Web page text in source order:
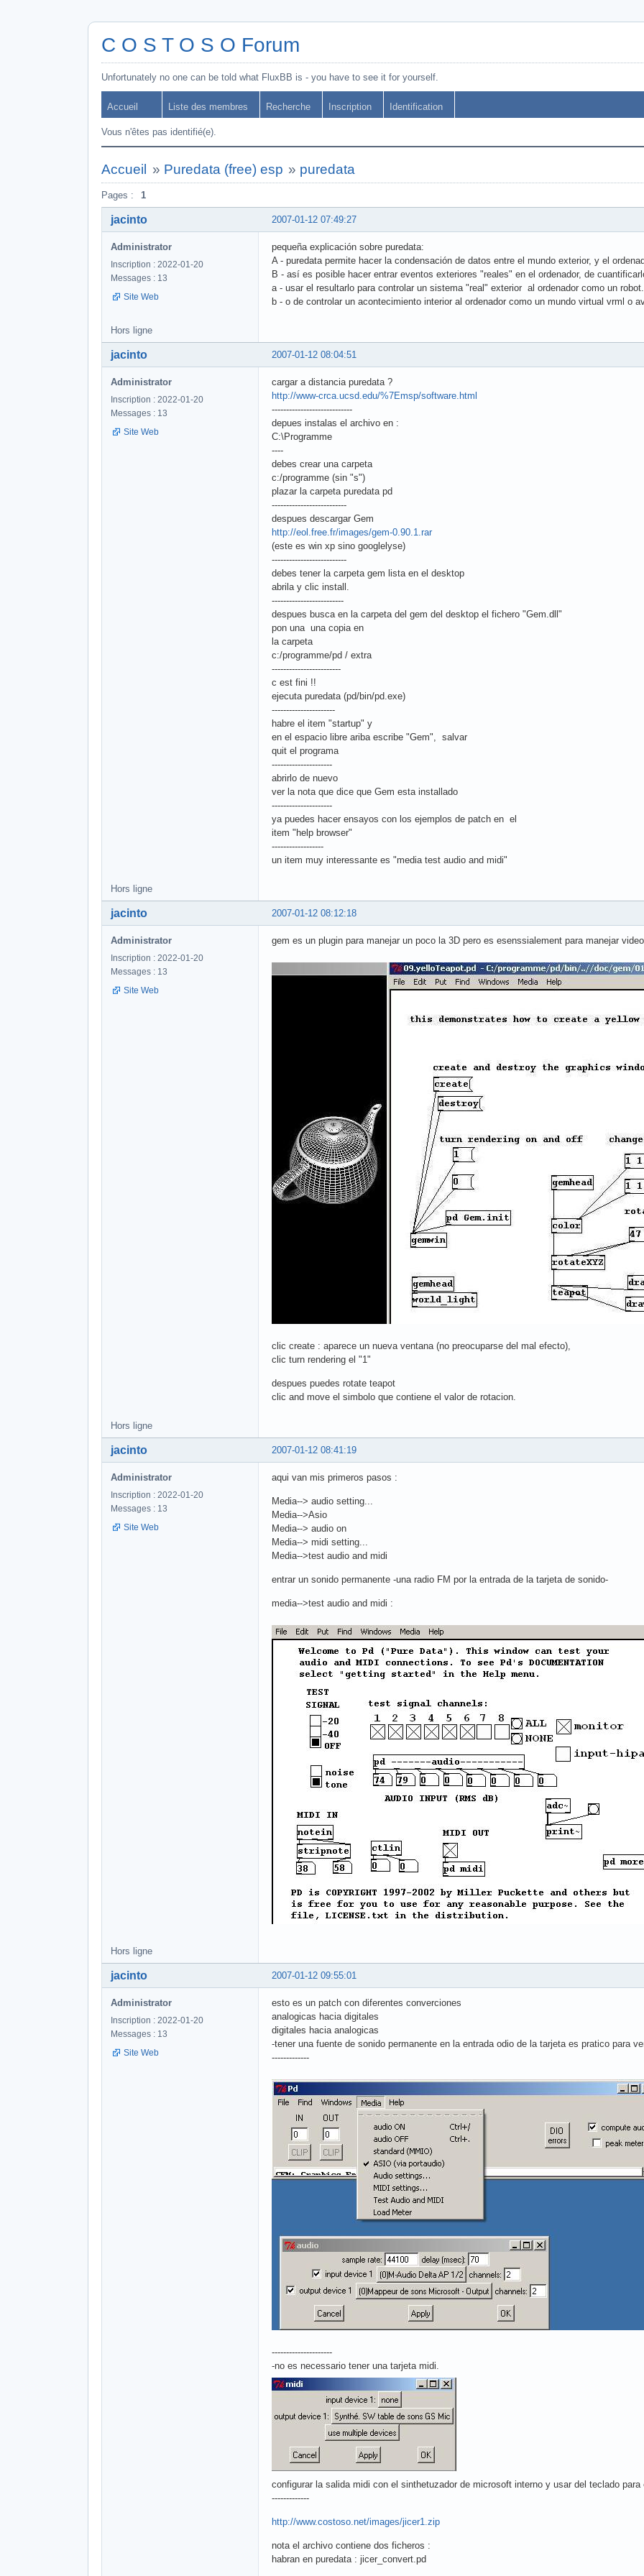
C O S T O S O Forum
Unfortunately no one can be told what FluxBB is - you have to see it for yourself.
Accueil Liste des membres Recherche Inscription Identification
Vous n'êtes pas identifié(e).
Accueil » Puredata (free) esp » puredata
Pages : 1
2007-01-12 07:49:27
jacinto
Administrator
Inscription : 2022-01-20
Messages : 13
Site Web
pequeña explicación sobre puredata:
A - puredata permite hacer la condensación de datos entre el mundo exterior, y el
B - así es posible hacer entrar eventos exteriores "reales" en el ordenador, de
a - usar el resultarlo para controlar un sistema "real" exterior al ordenador como un
b - o de controlar un acontecimiento interior al ordenador como un mundo virtual vrml o
Hors ligne
2007-01-12 08:04:51
jacinto
Administrator
Inscription : 2022-01-20
Messages : 13
Site Web
cargar a distancia puredata ?
http://www-crca.ucsd.edu/%7Emsp/software.html
----------------------------
depues instalas el archivo en :
C:\Programme
----
debes crear una carpeta
c:/programme (sin "s")
plazar la carpeta puredata pd
--------------------------
despues descargar Gem
http://eol.free.fr/images/gem-0.90.1.rar
(este es win xp sino googlelyse)
--------------------------
debes tener la carpeta gem lista en el desktop
abrila y clic install.
-------------------------
despues busca en la carpeta del gem del desktop el fichero "Gem.dll"
pon una una copia en
la carpeta
c:/programme/pd / extra
------------------------
c est fini !!
ejecuta puredata (pd/bin/pd.exe)
----------------------
habre el item "startup" y
en el espacio libre ariba escribe "Gem", salvar
quit el programa
---------------------
abrirlo de nuevo
ver la nota que dice que Gem esta installado
---------------------
ya puedes hacer ensayos con los ejemplos de patch en el
item "help browser"
------------------
un item muy interessante es "media test audio and midi"
Hors ligne
2007-01-12 08:12:18
jacinto
Administrator
Inscription : 2022-01-20
Messages : 13
Site Web
gem es un plugin para manejar un poco la 3D pero es esenssialement para manejar
clic create : aparece un nueva ventana (no preocuparse del mal efecto),
clic turn rendering el "1"
despues puedes rotate teapot
clic and move el simbolo que contiene el valor de rotacion.
Hors ligne
2007-01-12 08:41:19
jacinto
Administrator
Inscription : 2022-01-20
Messages : 13
Site Web
aqui van mis primeros pasos :
Media--> audio setting...
Media-->Asio
Media--> audio on
Media--> midi setting...
Media-->test audio and midi
entrar un sonido permanente -una radio FM por la entrada de la tarjeta de sonido-
media-->test audio and midi :
Hors ligne
2007-01-12 09:55:01
jacinto
Administrator
Inscription : 2022-01-20
Messages : 13
Site Web
esto es un patch con diferentes converciones
analogicas hacia digitales
digitales hacia analogicas
-tener una fuente de sonido permanente en la entrada odio de la tarjeta es pratico para
-------------
---------------------
-no es necessario tener una tarjeta midi.
configurar la salida midi con el sinthetuzador de microsoft interno y usar del teclado
-------------
http://www.costoso.net/images/jicer1.zip
nota el archivo contiene dos ficheros :
habran en puredata : jicer_convert.pd